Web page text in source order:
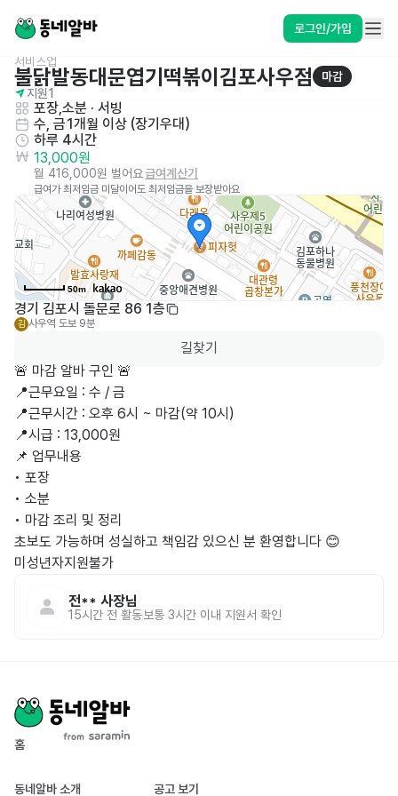
로그인/가입
서비스업
불닭발동대문엽기떡볶이김포사우점
마감
지원1
포장,소분 · 서빙
수, 금1개월 이상 (장기우대)
하루 4시간
13,000원
월 416,000원 벌어요급여계산기
급여가 최저임금 미달이어도 최저임금을 보장받아요
50m
경기 김포시 돌문로 86 1층
김 사우역 도보 9분
길찾기
🚨 마감 알바 구인 🚨
📍근무요일 : 수 / 금
📍근무시간 : 오후 6시 ~ 마감(약 10시)
📍시급 : 13,000원
📌 업무내용
• 포장
• 소분
• 마감 조리 및 정리
초보도 가능하며 성실하고 책임감 있으신 분 환영합니다 😊
미성년자지원불가
전** 사장님
15시간 전 활동 보통 3시간 이내 지원서 확인
홈
동네알바 소개 공고 보기